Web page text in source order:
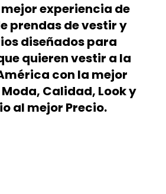
experiencia de
prendas de vestir y
diseñados para
quieren vestir a la
con la mejor
Calidad, Look y
al mejor Precio.